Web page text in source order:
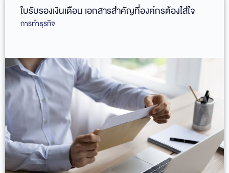
ใบรับรองเงินเดือน เอกสารสำคัญที่องค์กรต้องใส่ใจ
การทำธุรกิจ